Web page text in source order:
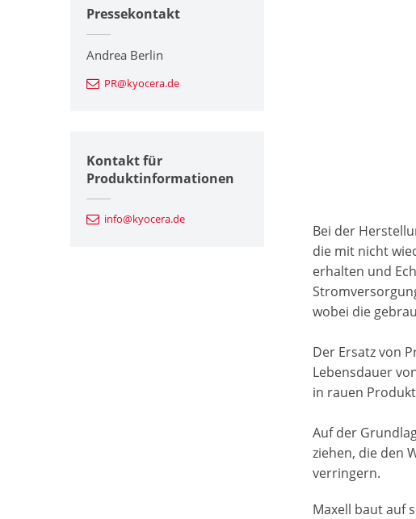
Bei der
die mit nicht
erhalten und
wobei die
Der Ersatz von
Lebensdauer
in rauen
Auf der
ziehen, die den
verringern.
Maxell baut auf
Pressekontakt
Andrea Berlin
PR@kyocera.de
Kontakt für
Produktinformationen
info@kyocera.de